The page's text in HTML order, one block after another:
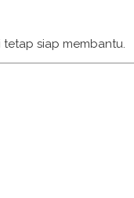
tetap siap membantu.